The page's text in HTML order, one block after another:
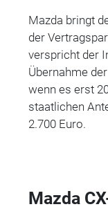
Mazda bringt
der
verspricht der
Übernahme
wenn es erst
staatlichen
2.700 Euro.
Mazda